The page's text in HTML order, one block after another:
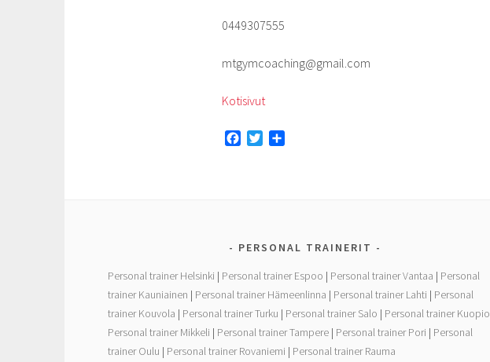
0449307555
mtgymcoaching@gmail.com
Kotisivut
k
PERSONAL TRAINERIT
Personal trainer Helsinki | Personal trainer Espoo | Personal trainer Vantaa | Personal
trainer Kauniainen | Personal trainer Hämeenlinna | Personal trainer Lahti | Personal
trainer Kouvola | Personal trainer Turku | Personal trainer Salo | Personal trainer Kuopio
Personal trainer Mikkeli | Personal trainer Tampere| Personal trainer Pori | Personal
trainer Oulu | Personal trainer Rovaniemi | Personal trainer Rauma